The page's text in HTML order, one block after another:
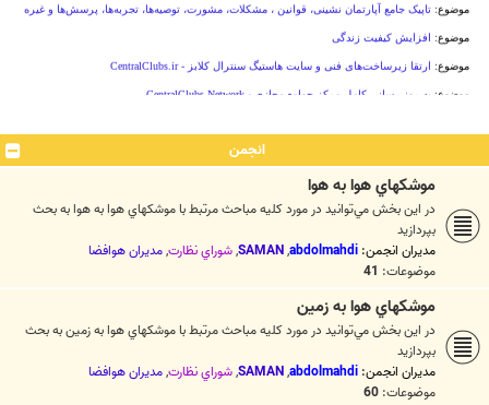
انجمن
موشكهاي هوا به هوا
در اين بخش مي‌توانيد در مورد کليه مباحث مرتبط با موشکهاي هوا به هوا به بحث
بپردازيد
مدیران انجمن: abdolmahdi
,
SAMAN
,شوراي نظارت,مديران هوافضا
موضوعات: 41
موشكهاي هوا به زمين
در اين بخش مي‌توانيد در مورد کليه مباحث مرتبط با موشکهاي هوا به زمين به بحث
بپردازيد
مدیران انجمن: abdolmahdi
,
SAMAN
,شوراي نظارت,مديران هوافضا
موضوعات: 60